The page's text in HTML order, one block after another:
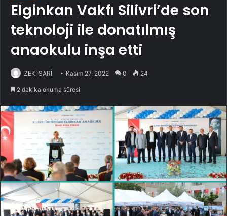
Elginkan Vakfı Silivri’de son
teknoloji ile donatılmış
anaokulu inşa etti
ZEKİ SARİ Kasım 27, 2022 0 24
2 dakika okuma süresi